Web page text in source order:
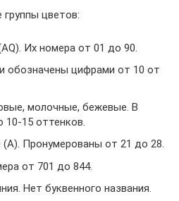
цветов:
Их номера от 01 до 90.
обозначены цифрами от 10 от
молочные, бежевые. В
10-15 оттенков.
(А). Пронумерованы от 21 до 28.
от 701 до 844.
Нет буквенного названия.